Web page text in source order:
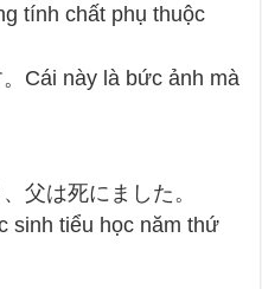
tính chất phụ thuộc
Cái này là bức ảnh mà
父は死にました。
sinh tiểu học năm thứ